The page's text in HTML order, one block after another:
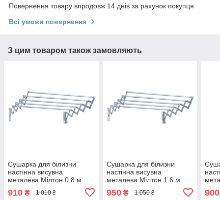
Повернення товару впродовж 14 днів за рахунок покупця
Всі умови повернення
З цим товаром також замовляють
Сушарка для білизни
настінна висувна
металева Мілтон 0.8 м
910 ₴ 1 010 ₴
Сушарка для білизни
настінна висувна
металева Мілтон 1.6 м
950₴ 1 050 ₴ 900